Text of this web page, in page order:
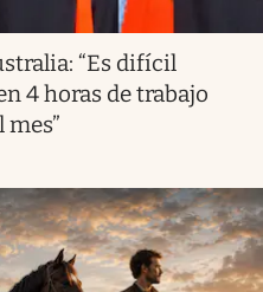
“Es difícil
4 horas de trabajo